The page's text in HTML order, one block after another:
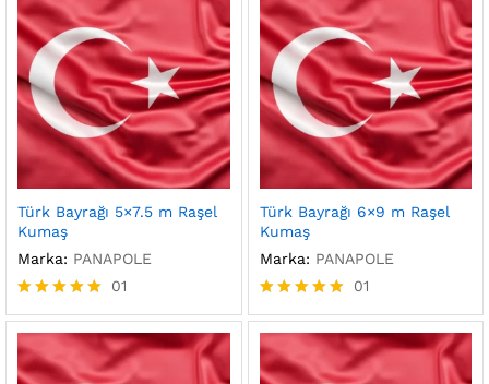
Türk Bayrağı 5×7.5 m Raşel
Kumaş
Marka: PANAPOLE
5 üzerinden
5.00
oy aldı
01
Türk Bayrağı 6×9 m Raşel
Kumaş
Marka: PANAPOLE
5 üzerinden
5.00
oy aldı
01